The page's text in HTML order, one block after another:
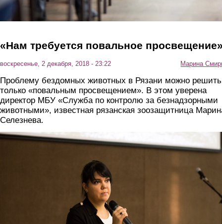
«Нам требуется повальное
воскресенье, 2 декабря, 2018 - 23:22 Марина
Проблему бездомных животных в Рязани можно решить
только «повальным просвещением». В этом уверена
директор МБУ «Служба по контролю за безнадзорными
животными», известная рязанская зоозащитница
Селезнева.
selezneva.jpg